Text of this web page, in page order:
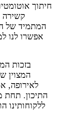
חיתוך
קשירה
המתמיד של
אפשרו לנו
בזכות
המצוין
לאירופה,
התיכון. תחת
ללקוחותינו